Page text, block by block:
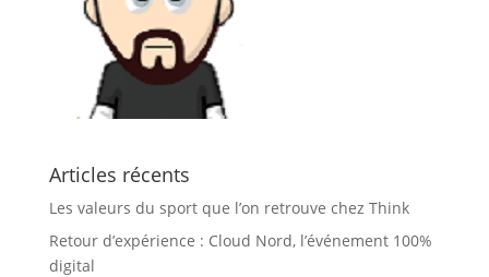
Articles récents
Les valeurs du sport que l’on retrouve chez Think
Retour d’expérience : Cloud Nord, l’événement 100%
digital